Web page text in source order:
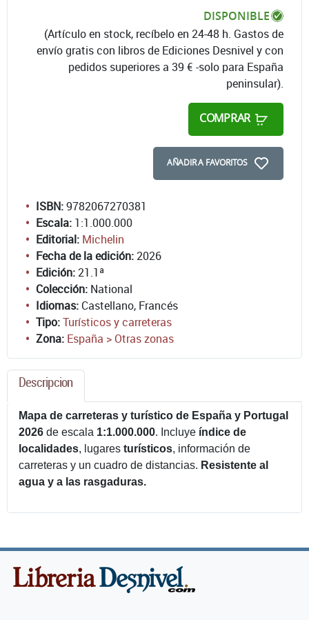
DISPONIBLE
(Artículo en stock, recíbelo en 24-48 h. Gastos de
envío gratis con libros de Ediciones Desnivel y con
pedidos superiores a 39 € -solo para España
peninsular).
COMPRAR
AÑADIR A FAVORITOS
ISBN:9782067270381
Escala: 1:1.000.000
Editorial: Michelin
Fecha de la edición:2026
Edición:21.1ª
Colección: National
Idiomas: Castellano, Francés
Tipo:Turísticos y carreteras
Zona: España > Otras zonas
Descripcion
Mapa de carreteras y turístico de España y Portugal
2026 de escala 1:1.000.000. Incluye índice de
localidades, lugares turísticos, información de
carreteras y un cuadro de distancias. Resistente al
agua y a las rasgaduras.